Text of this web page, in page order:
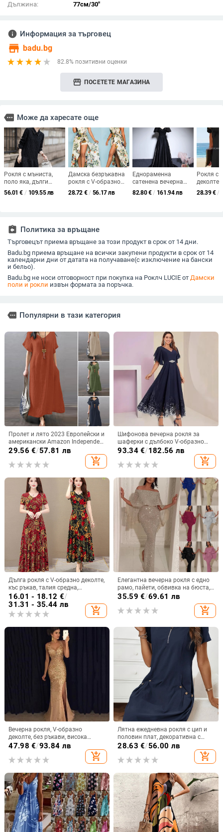
Дължина:
77см/30"
info Информация за търговец
store badu.bg
82.8% позитивни оценки
storefront ПОСЕТЕТЕ МАГАЗИНА
more Може да харесате още
Рокля с мъниста,
поло яка, дълги
ръкави, А-линейна
кройка, средна
56.01 € / 109.55 лв
Дамска безръкавна
рокля с V-образно
деколте, флорален
принт, A-линия,
28.72 € / 56.17 лв
Еднораменна
сатенена вечерна
рокля - дълга рокля с
висока талия
82.80€ / 161.94 лв
Рокля с
деколте,
А-
средна
28.39€ /
assignment_return Политика за връщане
Търговецът приема връщане за този продукт в срок от 14 дни.
Badu.bg приема връщане на всички закупени продукти в срок от 14
календарни дни от датата на получаване(с изключение на бански
и бельо).
Badu.bg не носи отговорност при покупка на Роклч LUCIE от Дамски
поли и рокли извън формата за поръчка.
more Популярни в тази категория
Пролет и лято 2023 Европейски и
американски Amazon Independent
Station ebay Памучна и ленена
широка ежедневна едноцветна
рокля с джобове Дамско облекло
29.56 €/57.81 лв
add_shopping_cart
Шифонова вечерна рокля за
шаферки с дълбоко V-образно
деколте, дантела, къси ръкави,
93.34€/182.56 лв
add_shopping_cart
Дълга рокля с V-образно деколте,
къс ръкав, талия средна,
принтирана полиестерна тъкан,
пола с широк силует.
16.01 - 18.12 €/
31.31 - 35.44 лв
add_shopping_cart
Елегантна вечерна рокля с едно
рамо, пайети, обвивка на бюста,
дълга молив рокля с висока
35.59 €/69.61 лв
add_shopping_cart
Вечерна рокля, V-образно
деколте, без ръкави, висока
талия, дълга разкроена пола,
47.98 €/93.84 лв
add_shopping_cart
Лятна ежедневна рокля с цип и
половин плат, декоративна с
двоен джоб и къс ръкав
28.63 €/56.00 лв
add_shopping_cart